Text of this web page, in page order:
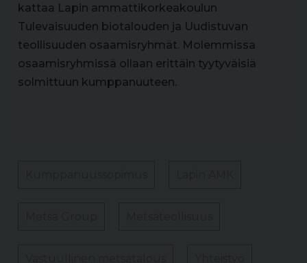
kattaa Lapin ammattikorkeakoulun
Tulevaisuuden biotalouden ja Uudistuvan
teollisuuden osaamisryhmät. Molemmissa
osaamisryhmissä ollaan erittäin tyytyväisiä
solmittuun kumppanuuteen.